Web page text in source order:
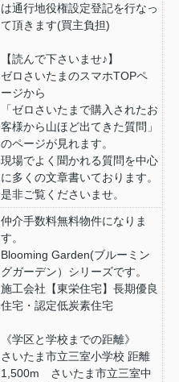
は通行地役権設定登記を行なっ
て頂きます(買主負担)
【読んで下さいませ♪】
ゼロさいたまのスマホTOPペ
ージから
「ゼロさいたまで購入されたお
客様から山ほど出てきた質問」
のページが見れます。
現場でよく聞かれる質問を中心
に多くの文章書いております。
是非ご覧くださいませ。
仲介手数料無料物件になりま
す。
Blooming Garden(ブルーミン
グガーデン）シリーズです。
施工会社【東栄住宅】長期優良
住宅・認定低炭素住宅
《学区と学校までの距離》
さいたま市立三室小学校 距離
1,500m さいたま市立三室中